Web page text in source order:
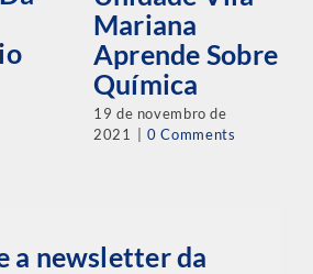
Mariana
Aprende Sobre
Química
19 de novembro de
2021
0 Comments
a newsletter da